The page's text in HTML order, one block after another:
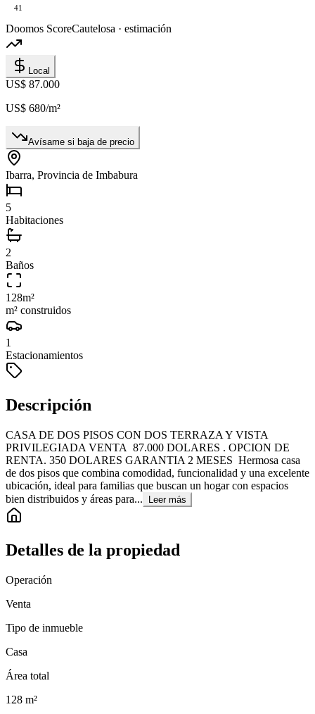
41
Doomos ScoreCautelosa · estimación
Local
US$ 87.000
US$ 680/m²
Avísame si baja de precio
Ibarra, Provincia de Imbabura
5
Habitaciones
2
Baños
128m²
m² construidos
1
Estacionamientos
Descripción
CASA DE DOS PISOS CON DOS TERRAZA Y VISTA
PRIVILEGIADA VENTA 87.000 DOLARES . OPCION DE
RENTA. 350 DOLARES GARANTIA 2 MESES Hermosa casa
de dos pisos que combina comodidad, funcionalidad y una excelente
ubicación, ideal para familias que buscan un hogar con espacios
bien distribuidos y áreas para...
Leer más
Detalles de la propiedad
Operación
Venta
Tipo de inmueble
Casa
Área total
128 m²